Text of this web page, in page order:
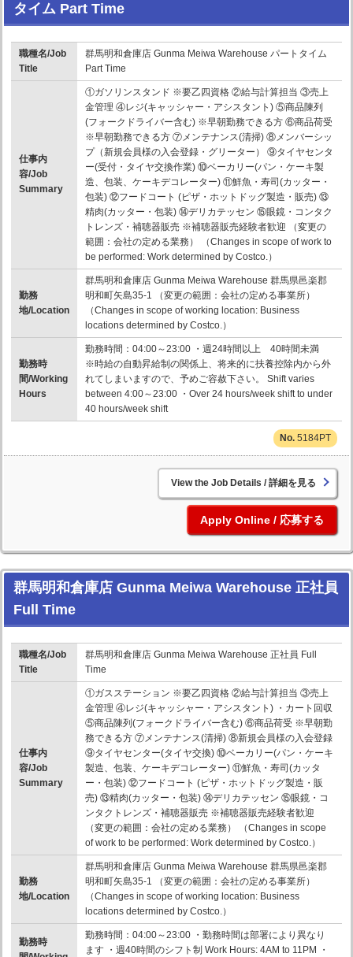
タイム Part Time
職種名/Job
Title
群馬明和倉庫店 Gunma Meiwa Warehouse パートタイム
Part Time
仕事内
容/Job
Summary
①ガソリンスタンド ※要乙四資格 ②給与計算担当 ③売上
金管理 ④レジ(キャッシャー・アシスタント) ⑤商品陳列
(フォークドライバー含む) ※早朝勤務できる方 ⑥商品荷受
※早朝勤務できる方 ⑦メンテナンス(清掃) ⑧メンバーシッ
プ（新規会員様の入会登録・グリーター） ⑨タイヤセンタ
ー(受付・タイヤ交換作業) ⑩ベーカリー(パン・ケーキ製
造、包装、ケーキデコレーター) ⑪鮮魚・寿司(カッター・
包装) ⑫フードコート (ピザ・ホットドッグ製造・販売) ⑬
精肉(カッター・包装) ⑭デリカテッセン ⑮眼鏡・コンタク
トレンズ・補聴器販売 ※補聴器販売経験者歓迎 （変更の
範囲：会社の定める業務） （Changes in scope of work to
be performed: Work determined by Costco.）
勤務
地/Location
群馬明和倉庫店 Gunma Meiwa Warehouse 群馬県邑楽郡
明和町矢島35-1 （変更の範囲：会社の定める事業所）
（Changes in scope of working location: Business
locations determined by Costco.）
勤務時
間/Working
Hours
勤務時間：04:00～23:00 ・週24時間以上 40時間未満
※時給の自動昇給制の関係上、将来的に扶養控除内から外
れてしまいますので、予めご容赦下さい。 Shift varies
between 4:00～23:00 ・Over 24 hours/week shift to under
40 hours/week shift
5184PT
詳細を見る
応募する
群馬明和倉庫店 Gunma Meiwa Warehouse 正社員
Full Time
職種名/Job
Title
群馬明和倉庫店 Gunma Meiwa Warehouse 正社員 Full
Time
仕事内
容/Job
Summary
①ガスステーション ※要乙四資格 ②給与計算担当 ③売上
金管理 ④レジ(キャッシャー・アシスタント) ・カート回収
⑤商品陳列(フォークドライバー含む) ⑥商品荷受 ※早朝勤
務できる方 ⑦メンテナンス(清掃) ⑧新規会員様の入会登録
⑨タイヤセンター(タイヤ交換) ⑩ベーカリー(パン・ケーキ
製造、包装、ケーキデコレーター) ⑪鮮魚・寿司(カッタ
ー・包装) ⑫フードコート (ピザ・ホットドッグ製造・販
売) ⑬精肉(カッター・包装) ⑭デリカテッセン ⑮眼鏡・コ
ンタクトレンズ・補聴器販売 ※補聴器販売経験者歓迎
（変更の範囲：会社の定める業務） （Changes in scope
of work to be performed: Work determined by Costco.）
勤務
地/Location
群馬明和倉庫店 Gunma Meiwa Warehouse 群馬県邑楽郡
明和町矢島35-1 （変更の範囲：会社の定める事業所）
（Changes in scope of working location: Business
locations determined by Costco.）
勤務時
勤務時間：04:00～23:00 ・勤務時間は部署により異なり
ます ・週40時間のシフト制 Work Hours: 4AM to 11PM ・